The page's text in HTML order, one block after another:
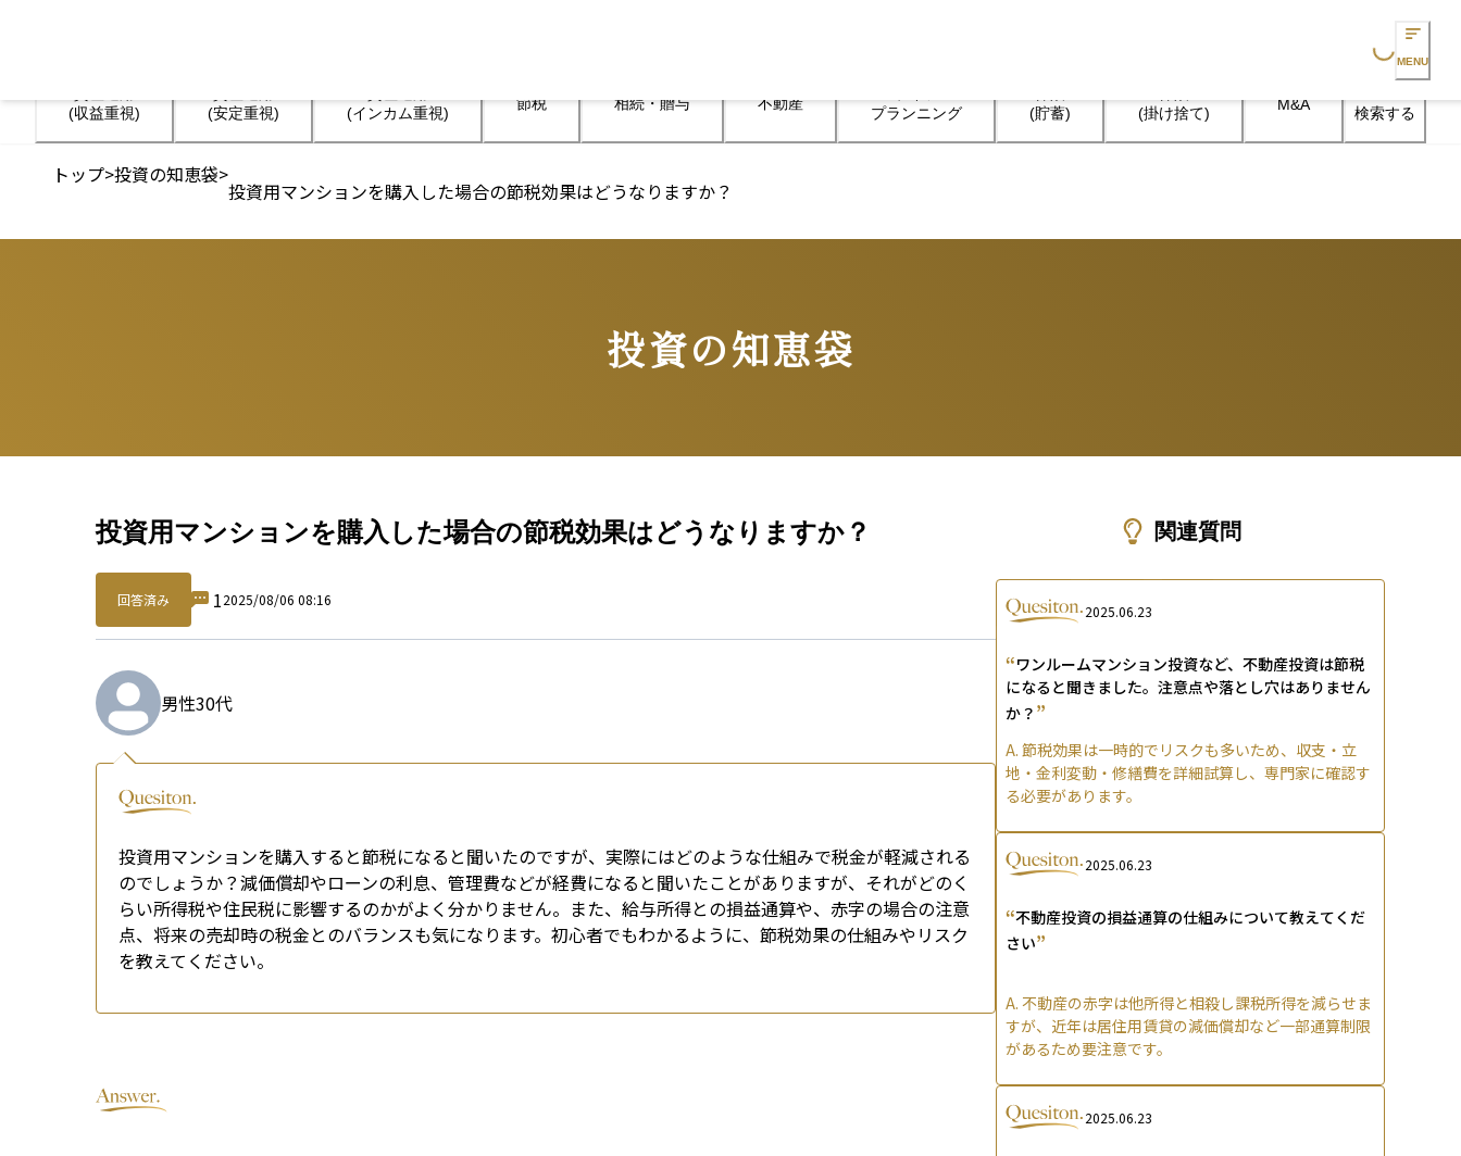
MENU
(収益重視)
(安定重視)
(インカム重視)
節税 相続・贈与 不動産
プランニング
(貯蓄)
(掛け捨て)
M&A 検索する
トップ>投資の知恵袋>
投資用マンションを購入した場合の節税効果はどうなりますか？
投資の知恵袋
Questions
投資用マンションを購入した場合の節税効果はどうなりますか？
回答済み 12025/08/06 08:16
男性30代
投資用マンションを購入すると節税になると聞いたのですが、実際にはどのような仕組みで税金が軽減される
のでしょうか？減価償却やローンの利息、管理費などが経費になると聞いたことがありますが、それがどのく
らい所得税や住民税に影響するのかがよく分かりません。また、給与所得との損益通算や、赤字の場合の注意
点、将来の売却時の税金とのバランスも気になります。初心者でもわかるように、節税効果の仕組みやリスク
を教えてください。
関連質問
2025.06.23
“ワンルームマンション投資など、不動産投資は節税
になると聞きました。注意点や落とし穴はありません
か？ ”
A. 節税効果は一時的でリスクも多いため、収支・立
地・金利変動・修繕費を詳細試算し、専門家に確認す
る必要があります。
2025.06.23
“不動産投資の損益通算の仕組みについて教えてくだ
さい”
A. 不動産の赤字は他所得と相殺し課税所得を減らせま
すが、近年は居住用賃貸の減価償却など一部通算制限
があるため要注意です。
2025.06.23